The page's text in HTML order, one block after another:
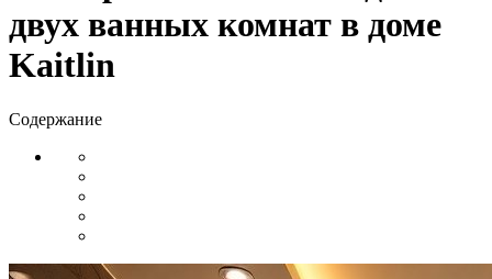
двух ванных комнат в доме
Kaitlin
Содержание